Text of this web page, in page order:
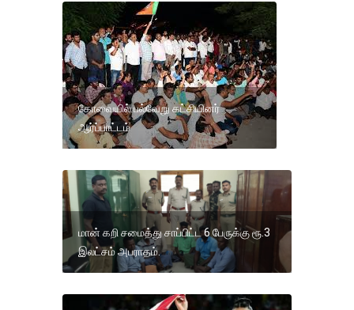
கோவையில் பல்வேறு கட்சியினர்
ஆர்ப்பாட்டம்
மான் கறி சமைத்து சாப்பிட்ட 6 பேருக்கு ரூ.3
இலட்சம் அபராதம்.